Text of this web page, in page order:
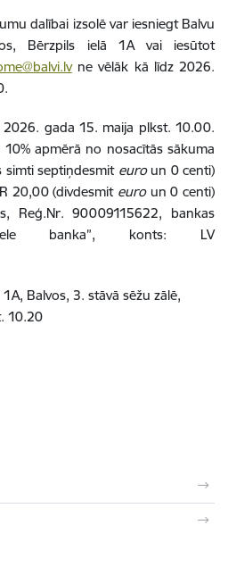
dalībai izsolē var iesniegt Balvu
Bērzpils ielā 1A vai iesūtot
ne vēlāk kā līdz 2026.
gada 15. maija plkst. 10.00.
apmērā no nosacītās sākuma
simti septiņdesmit euro un 0 centi)
20,00 (divdesmit euroun 0 centi)
Reģ.Nr. 90009115622, bankas
banka”, konts: LV
Balvos, 3. stāvā sēžu zālē,
10.20